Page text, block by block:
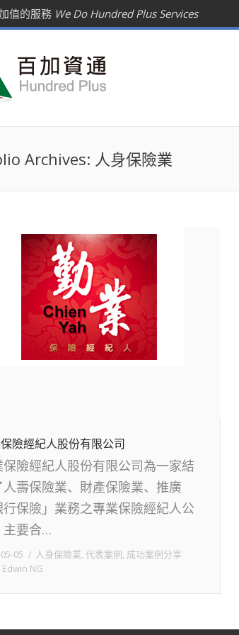
值的服務 We Do Hundred Plus Services
Archives: 人身保險業
險經紀人股份有限公司
保險經紀人股份有限公司為一家結
人壽保險業、財產保險業、推廣
行保險」業務之專業保險經紀人公
主要合…
05 人身保險業, 代表案例 , 成功案例分享
Edwin NG